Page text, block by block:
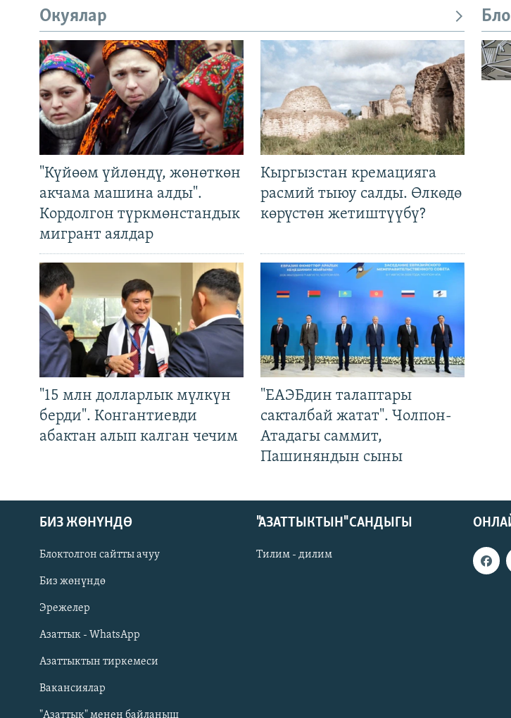
Русский
ОНЛАЙН ШЕРИНЕ
Окуялар
"Күйөөм үйлөндү, жөнөткөн
акчама машина алды".
Кордолгон түркмөнстандык
мигрант аялдар
Кыргызстан кремацияга
расмий тыюу салды. Өлкөдө
көрүстөн жетиштүүбү?
"15 млн долларлык мүлкүн
берди". Конгантиевди
абактан алып калган чечим
"ЕАЭБдин талаптары
сакталбай жатат". Чолпон-
Атадагы саммит,
Пашиняндын сыны
БИЗ ЖӨНҮНДӨ
Блоктолгон сайтты ачуу
Биз жөнүндө
Эрежелер
Азаттык - WhatsApp
Азаттыктын тиркемеси
Вакансиялар
"Азаттык" менен байланыш
"АЗАТТЫКТЫН" САНДЫГЫ
Тилим - дилим